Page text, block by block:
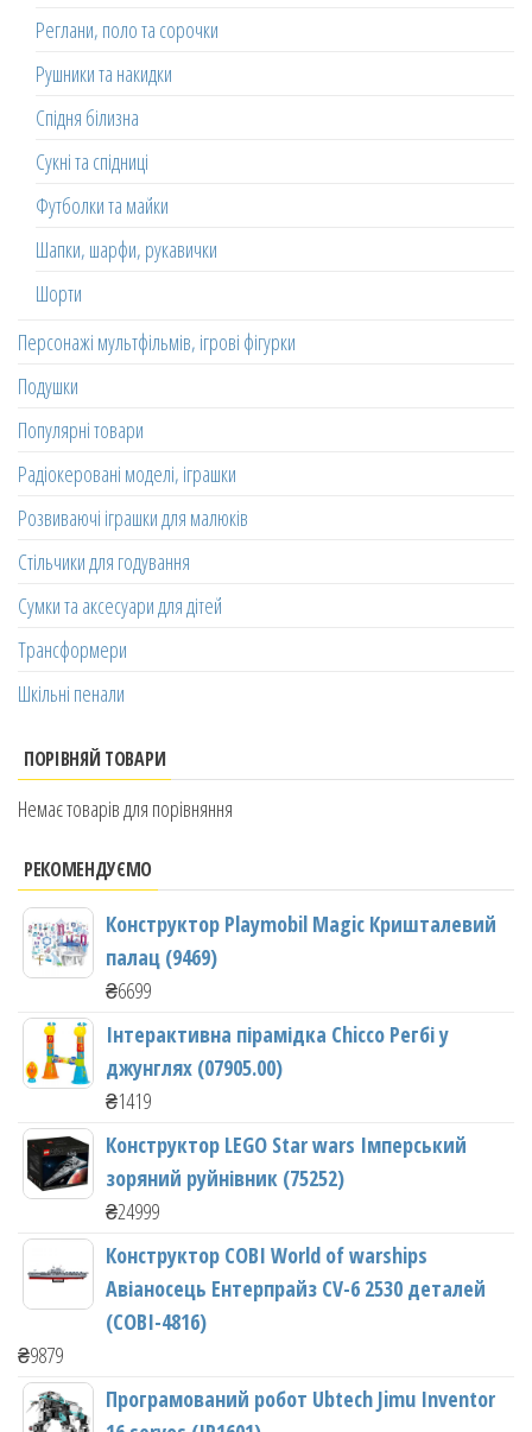
Реглани, поло та сорочки
Рушники та накидки
Спідня білизна
Сукні та спідниці
Футболки та майки
Шапки, шарфи, рукавички
Шорти
Персонажі мультфільмів, ігрові фігурки
Подушки
Популярні товари
Радіокеровані моделі, іграшки
Розвиваючі іграшки для малюків
Стільчики для годування
Сумки та аксесуари для дітей
Трансформери
Шкільні пенали
ПОРІВНЯЙ ТОВАРИ
Немає товарів для порівняння
РЕКОМЕНДУЄМО
Конструктор Playmobil Magic Кришталевий
палац (9469)
₴6699
Інтерактивна пірамідка Chicco Регбі у
джунглях (07905.00)
₴1419
Конструктор LEGO Star wars Імперський
зоряний руйнівник (75252)
₴24999
Конструктор COBI World of warships
Авіаносець Ентерпрайз CV-6 2530 деталей
(COBI-4816)
₴9879
Програмований робот Ubtech Jimu Inventor